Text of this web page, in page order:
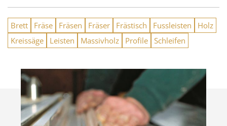
Brett Fräse Fräsen Fräser Frästisch Fussleisten
Holz
Kreissäge
Leisten Massivholz Profile Schleifen